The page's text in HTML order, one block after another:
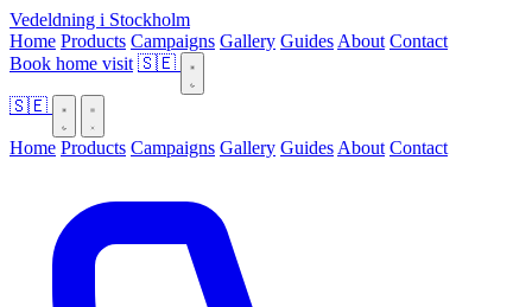
Vedeldning i Stockholm
Home Products Campaigns Gallery Guides About Contact
Book home visit 🇸🇪
🇸🇪
Home Products Campaigns Gallery Guides About Contact